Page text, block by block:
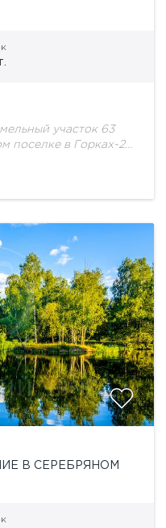
участок 63
поселке в Горках-2
гектарам леса, что...
В СЕРЕБРЯНОМ